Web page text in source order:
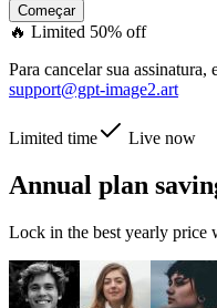
Começar
🔥 Limited 50% off
Para cancelar sua
support@gpt-image2.art
Limited time Live now
Annual plan
Lock in the best yearly price